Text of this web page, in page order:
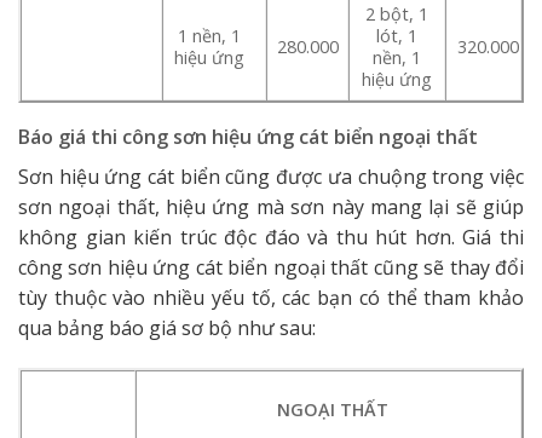
1 nền, 1
hiệu ứng
280.000
2 bột, 1
lót, 1
nền, 1
hiệu ứng
320.000
Báo giá thi công sơn hiệu ứng cát biển ngoại thất
Sơn hiệu ứng cát biển cũng được ưa chuộng trong việc
sơn ngoại thất, hiệu ứng mà sơn này mang lại sẽ giúp
không gian kiến trúc độc đáo và thu hút hơn. Giá thi
công sơn hiệu ứng cát biển ngoại thất cũng sẽ thay đổi
tùy thuộc vào nhiều yếu tố, các bạn có thể tham khảo
qua bảng báo giá sơ bộ như sau:
NGOẠI THẤT